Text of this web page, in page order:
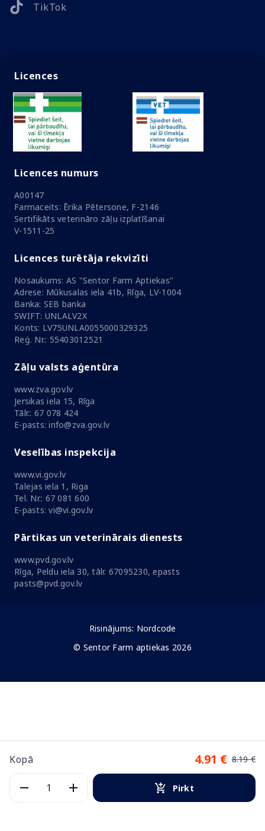
Kopā 4.91 € 8.19 €
Pirkt
TikTok
Licences
Licences numurs
A00147
Farmaceits: Ērika Pētersone, F-2146
Sertifikāts veterināro zāļu izplatīšanai
V-1511-25
Licences turētāja rekvizīti
Nosaukums: AS "Sentor Farm Aptiekas"
Adrese: Mūkusalas iela 41b, Rīga, LV-1004
Banka: SEB banka
SWIFT: UNLALV2X
Konts: LV75UNLA0055000329325
Reģ. Nr.: 55403012521
Zāļu valsts aģentūra
www.zva.gov.lv
Jersikas iela 15, Rīga
Tālr.: 67 078 424
E-pasts: info@zva.gov.lv
Veselības inspekcija
www.vi.gov.lv
Talejas iela 1, Riga
Tel. Nr.: 67 081 600
E-pasts: vi@vi.gov.lv
Pārtikas un veterinārais dienests
www.pvd.gov.lv
Rīga, Peldu iela 30, tālr. 67095230, epasts
pasts@pvd.gov.lv
Risinājums: Nordcode
© Sentor Farm aptiekas 2026